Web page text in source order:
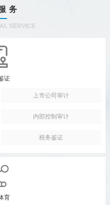
务
SERVICE
证
上市公司审计
内部控制审计
税务鉴证
育